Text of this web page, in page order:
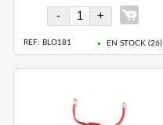
REF: BLO181 EN STOCK (26)